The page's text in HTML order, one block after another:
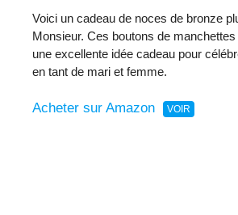
Voici un cadeau de noces de bronze
Monsieur. Ces boutons de
une excellente idée cadeau pour
en tant de mari et femme.
Acheter sur Amazon